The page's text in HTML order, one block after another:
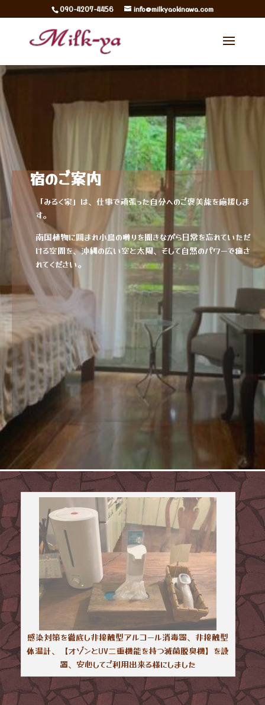
090-4207-4456 info@milkyaokinawa.com
宿のご案内
「みるく家」は、仕事で頑張った自分へのご褒美旅を応援しま
す。
南国植物に囲まれ小鳥の囀りを聞きながら日常を忘れていただ
ける空間を、沖縄の広い空と太陽、そして自然のパワーで癒さ
れてください。
感染対策を徹底し非接触型アルコール消毒器、非接触型
体温計、【オゾンとUV二重機能を持つ滅菌脱臭機】を設
置、安心してご利用出来る様にしました